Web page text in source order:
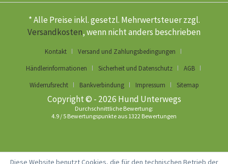
* Alle Preise inkl. gesetzl. Mehrwertsteuer zzgl.
Versandkosten, wenn nicht anders beschrieben
Kontakt
Versand und Zahlungsbedingungen
Händlerinformationen
Sicherheit und Datenschutz
AGB
Widerrufsrecht
Bankverbindung Impressum Sitemap
Copyright © - 2026 Hund Unterwegs
Durchschnittliche Bewertung:
4.9 / 5 Bewertungspunkte aus 1322 Bewertungen
Diese Website benutzt Cookies, die für den technischen Betrieb der